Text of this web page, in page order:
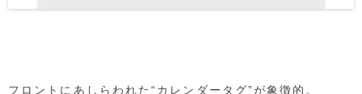
フロントにあしらわれた“カレンダータグ”が象徴的。